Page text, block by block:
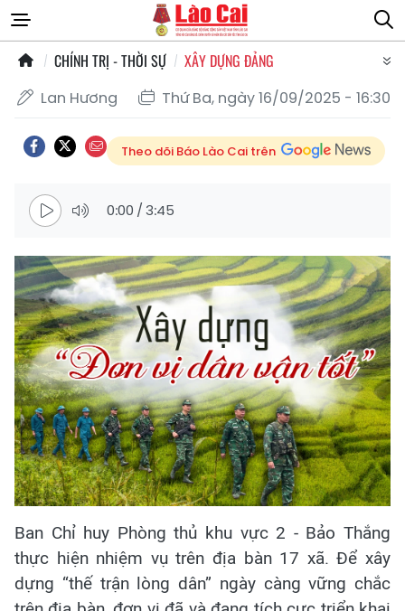
CHÍNH TRỊ - THỜI SỰ XÂY DỰNG ĐẢNG
Lan Hương Thứ Ba, ngày 16/09/2025 - 16:30
Theo dõi Báo Lào Cai trên
0:00 /3:45
Ban Chỉ huy Phòng thủ khu vực 2 - Bảo Thắng
thực hiện nhiệm vụ trên địa bàn 17 xã. Để xây
dựng “thế trận lòng dân” ngày càng vững chắc